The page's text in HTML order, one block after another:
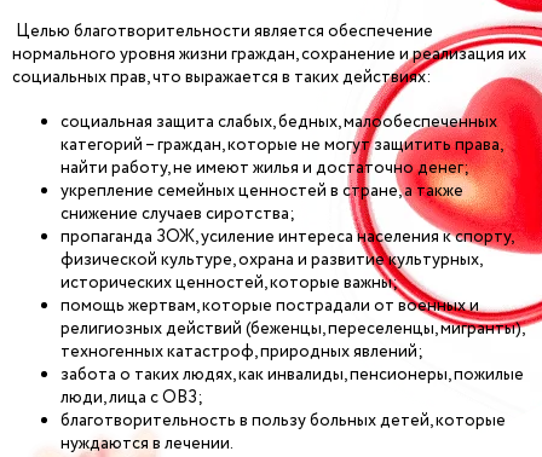
Целью благотворительности является обеспечение
нормального уровня жизни граждан, сохранение и реализация их
социальных прав, что выражается в таких действиях:
социальная защита слабых, бедных, малообеспеченных
категорий – граждан, которые не могут защитить права,
найти работу, не имеют жилья и достаточно денег;
укрепление семейных ценностей в стране, а также
снижение случаев сиротства;
пропаганда ЗОЖ, усиление интереса населения к спорту,
физической культуре, охрана и развитие культурных,
исторических ценностей, которые важны;
помощь жертвам, которые пострадали от военных и
религиозных действий (беженцы, переселенцы, мигранты),
техногенных катастроф, природных явлений;
забота о таких людях, как инвалиды, пенсионеры, пожилые
люди, лица с ОВЗ;
благотворительность в пользу больных детей, которые
нуждаются в лечении.